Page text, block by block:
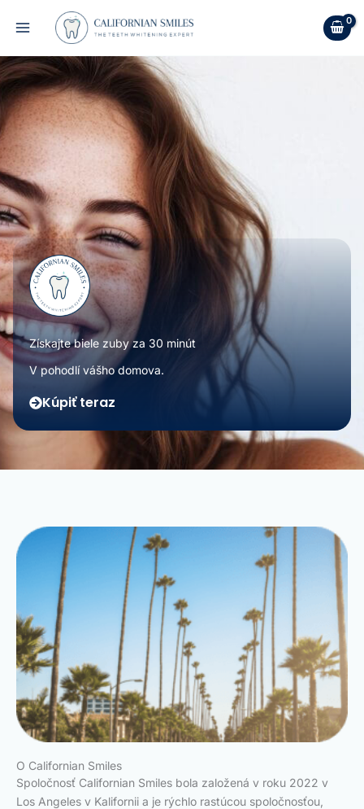
Získajte biele zuby za 30 minút
V pohodlí vášho domova.
Kúpiť teraz
O Californian Smiles
Spoločnosť Californian Smiles bola založená v roku 2022 v
Los Angeles v Kalifornii a je rýchlo rastúcou spoločnosťou,